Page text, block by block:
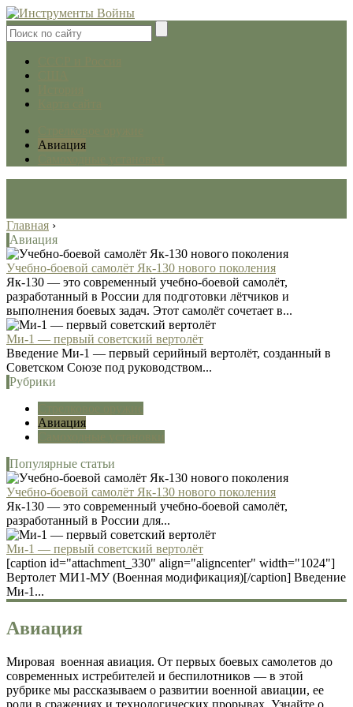
Авиация
Главная ›
Авиация
Учебно-боевой самолёт Як-130 нового поколения
Як-130 — это современный учебно-боевой самолёт,
разработанный в России для подготовки лётчиков и
выполнения боевых задач. Этот самолёт сочетает в...
Ми-1 — первый советский вертолёт
Введение Ми-1 — первый серийный вертолёт, созданный в
Советском Союзе под руководством...
Рубрики
Авиация
Популярные статьи
Учебно-боевой самолёт Як-130 нового поколения
Як-130 — это современный учебно-боевой самолёт,
разработанный в России для...
Ми-1 — первый советский вертолёт
[caption id="attachment_330" align="aligncenter" width="1024"]
Вертолет МИ1-МУ (Военная модификация)[/caption] Введение
Ми-1...
Авиация
Мировая военная авиация. От первых боевых самолетов до
современных истребителей и беспилотников — в этой
рубрике мы рассказываем о развитии военной авиации, ее
роли в сражениях и технологических прорывах. Узнайте о